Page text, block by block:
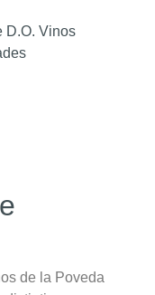
D.O. Vinos
de la Poveda